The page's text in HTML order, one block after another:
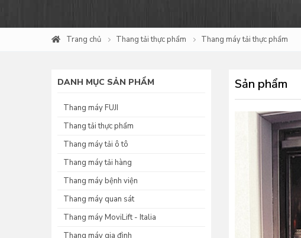
Trang chủ Thang tải thực phẩm Thang máy tải thực phẩm
DANH MỤC SẢN PHẨM
Thang máy FUJI
Thang tải thực phẩm
Thang máy tải ô tô
Thang máy tải hàng
Thang máy bệnh viện
Thang máy quan sát
Thang máy MoviLift - Italia
Sản phẩm